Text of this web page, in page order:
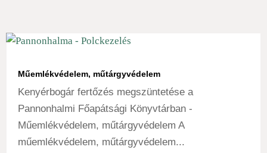
Műemlékvédelem, műtárgyvédelem
Kenyérbogár fertőzés megszüntetése a
Pannonhalmi Főapátsági Könyvtárban -
Műemlékvédelem, műtárgyvédelem A
műemlékvédelem, műtárgyvédelem...